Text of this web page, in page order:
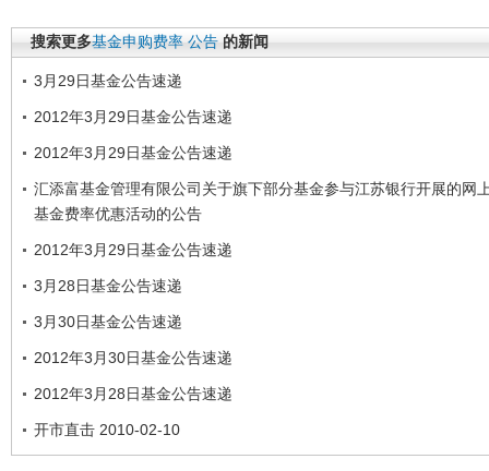
搜索更多基金申购费率 公告 的新闻
3月29日基金公告速递
2012年3月29日基金公告速递
2012年3月29日基金公告速递
汇添富基金管理有限公司关于旗下部分基金参与江苏银行开展的网
基金费率优惠活动的公告
2012年3月29日基金公告速递
3月28日基金公告速递
3月30日基金公告速递
2012年3月30日基金公告速递
2012年3月28日基金公告速递
开市直击 2010-02-10